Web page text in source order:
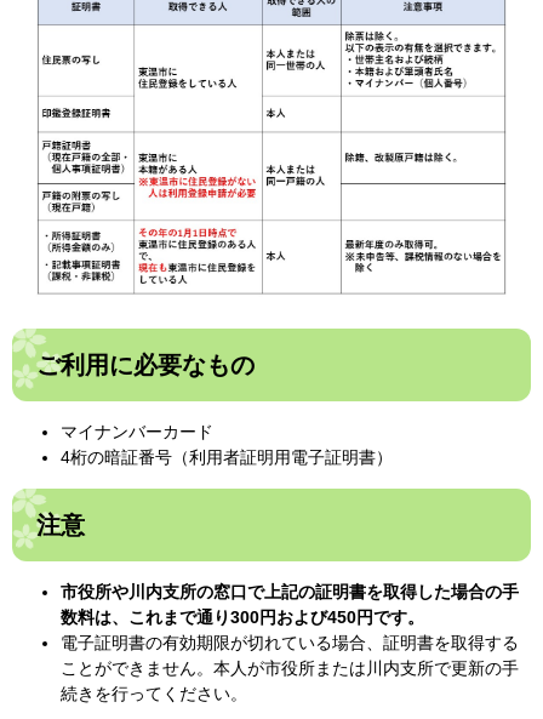
ご利用に必要なもの
マイナンバーカード
4桁の暗証番号（利用者証明用電子証明書）
注意
市役所や川内支所の窓口で上記の証明書を取得した場合の手
数料は、これまで通り300円および450円です。
電子証明書の有効期限が切れている場合、証明書を取得する
ことができません。本人が市役所または川内支所で更新の手
続きを行ってください。